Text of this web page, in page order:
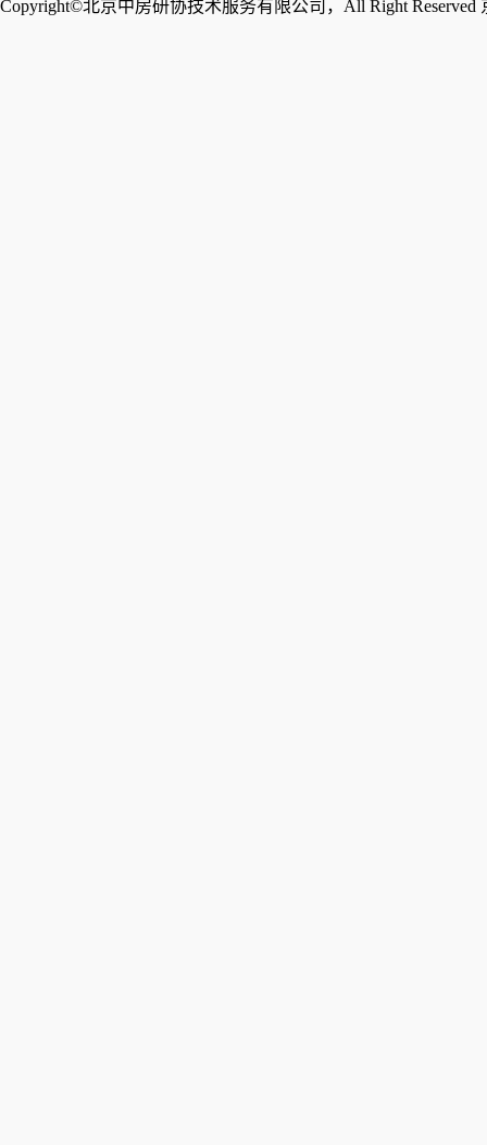
Copyright©北京中房研协技术服务有限公司，All Right Reserved